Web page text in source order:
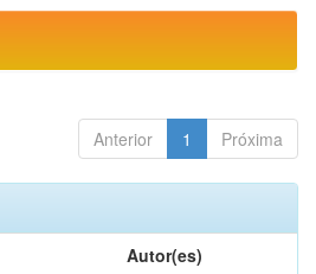
Anterior 1 Próxima
Autor(es)